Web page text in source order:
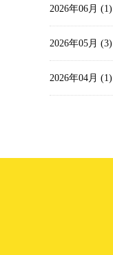
2026年06月 (1)
2026年05月 (3)
2026年04月 (1)